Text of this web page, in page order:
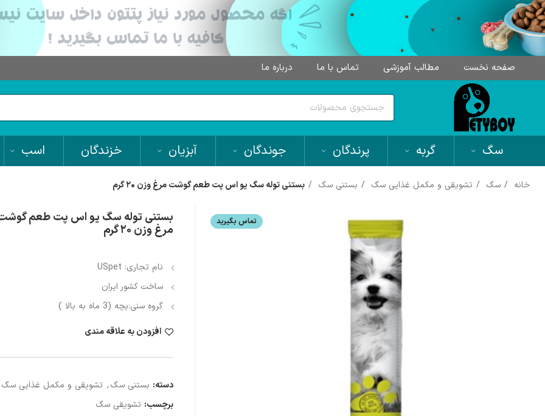
صفحه نخست مطالب آموزشی تماس با ما درباره ما
سگ گربه پرندگان جوندگان آبزیان خزندگان اسب
خانه سگ تشویقی و مکمل غذایی سگ بستنی سگ بستنی توله سگ یو اس پت طعم گوشت مرغ وزن ۲۰ گرم
تماس بگیرید بستنی توله سگ یو اس پت طعم
مرغ وزن ۲۰ گرم
نام تجاری: USpet
ساخت کشور ایران
گروه سنی:بچه (3 ماه به بالا )
افزودن به علاقه مندی
دسته: بستنی سگ, تشویقی و مکمل غذایی سگ
برچسب: تشویقی سگ